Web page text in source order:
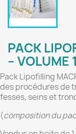
PACK
–
Pack Lipofilling
des procédures de
fesses, seins et
(composition du